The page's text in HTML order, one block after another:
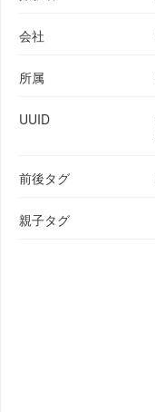
会社
所属
UUID
前後タグ
親子タグ